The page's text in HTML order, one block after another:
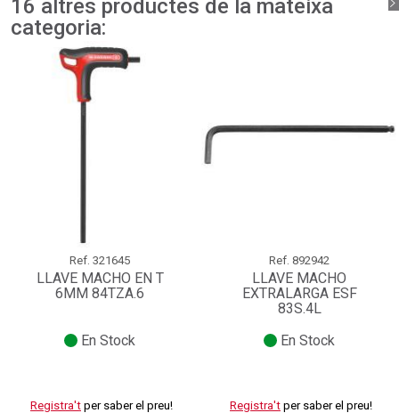
Cancel·lar
Cancel·lar Connectar-se
16 altres productes de la mateixa
categoria:
Ref. 321645
LLAVE MACHO EN T
6MM 84TZA.6
En Stock
Registra't per saber el preu!
Ref. 892942
LLAVE MACHO
EXTRALARGA ESF
83S.4L
En Stock
Registra't per saber el preu!